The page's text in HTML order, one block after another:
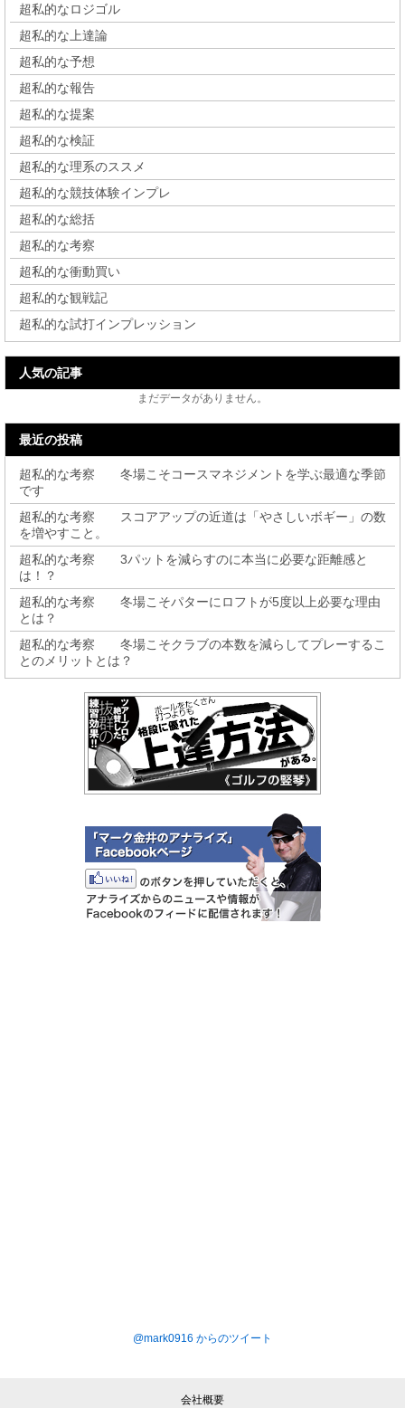
超私的なロジゴル
超私的な上達論
超私的な予想
超私的な報告
超私的な提案
超私的な検証
超私的な理系のススメ
超私的な競技体験インプレ
超私的な総括
超私的な考察
超私的な衝動買い
超私的な観戦記
超私的な試打インプレッション
人気の記事
まだデータがありません。
最近の投稿
超私的な考察 冬場こそコースマネジメントを学ぶ最適な季節
です
超私的な考察 スコアアップの近道は「やさしいボギー」の数
を増やすこと。
超私的な考察 3パットを減らすのに本当に必要な距離感と
は！？
超私的な考察 冬場こそパターにロフトが5度以上必要な理由
とは？
超私的な考察 冬場こそクラブの本数を減らしてプレーするこ
とのメリットとは？
@mark0916 からのツイート
会社概要